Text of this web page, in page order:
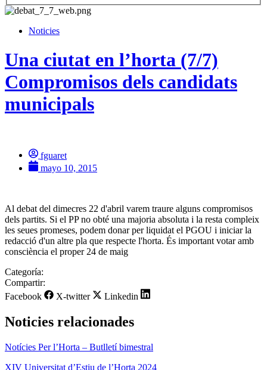
Noticies
Una ciutat en l’horta (7/7)
Compromisos dels candidats
municipals
fguaret
mayo 10, 2015
Al debat del dimecres 22 d'abril varem traure alguns compromisos
dels partits. Si el PP no obté una majoria absoluta i la resta compleix
les seues promeses, podem donar per liquidat el PGOU i iniciar la
redacció d'un altre pla que respecte l'horta. És important votar amb
consciència el proper 24 de maig
Categoría:
Compartir:
Facebook
X-twitter Linkedin
Noticies relacionades
Notícies Per l’Horta – Butlletí bimestral
XIV Universitat d’Estiu de l’Horta 2024